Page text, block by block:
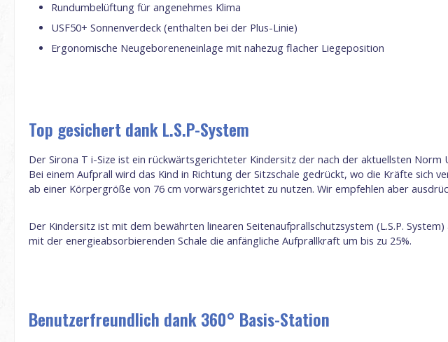
Rundumbelüftung für angenehmes Klima
USF50+ Sonnenverdeck (enthalten bei der Plus-Linie)
Ergonomische Neugeboreneneinlage mit nahezug flacher Liegeposition
Top gesichert dank L.S.P-System
Der Sirona T i-Size ist ein rückwärtsgerichteter Kindersitz der nach der aktuellsten
Bei einem Aufprall wird das Kind in Richtung der Sitzschale gedrückt, wo die Kräfte sich
ab einer Körpergröße von 76 cm vorwärsgerichtet zu nutzen. Wir empfehlen aber
Der Kindersitz ist mit dem bewährten linearen Seitenaufprallschutzsystem (L.S.P.
mit der energieabsorbierenden Schale die anfängliche Aufprallkraft um bis zu 25%.
Benutzerfreundlich dank 360° Basis-Station